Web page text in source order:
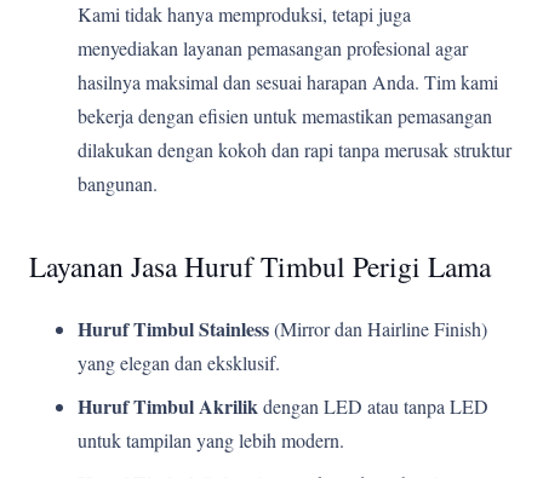
Kami tidak hanya memproduksi, tetapi juga
menyediakan layanan pemasangan profesional agar
hasilnya maksimal dan sesuai harapan Anda. Tim kami
bekerja dengan efisien untuk memastikan pemasangan
dilakukan dengan kokoh dan rapi tanpa merusak struktur
bangunan.
Layanan Jasa Huruf Timbul Perigi Lama
Huruf Timbul Stainless(Mirror dan Hairline Finish)
yang elegan dan eksklusif.
Huruf Timbul Akrilikdengan LED atau tanpa LED
untuk tampilan yang lebih modern.